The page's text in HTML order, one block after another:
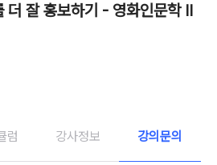
더 잘 홍보하기 - 영화인문학 Ⅱ
럼 강사정보 강의문의